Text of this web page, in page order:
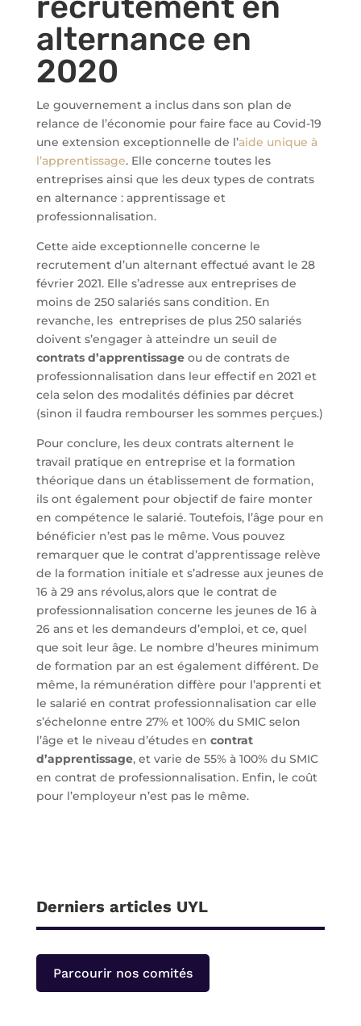
alternance en
2020
Le gouvernement a inclus dans son plan de
relance de l’économie pour faire face au Covid-19
une extension exceptionnelle de l’aide unique à
l’apprentissage. Elle concerne toutes les
entreprises ainsi que les deux types de contrats
en alternance : apprentissage et
professionnalisation.
Cette aide exceptionnelle concerne le
recrutement d’un alternant effectué avant le 28
février 2021. Elle s’adresse aux entreprises de
moins de 250 salariés sans condition. En
revanche, les entreprises de plus 250 salariés
doivent s’engager à atteindre un seuil de
contrats d’apprentissageou de contrats de
professionnalisation dans leur effectif en 2021 et
cela selon des modalités définies par décret
(sinon il faudra rembourser les sommes perçues.)
Pour conclure, les deux contrats alternent le
travail pratique en entreprise et la formation
théorique dans un établissement de formation,
ils ont également pour objectif de faire monter
en compétence le salarié. Toutefois, l’âge pour en
bénéficier n’est pas le même. Vous pouvez
remarquer que le contrat d’apprentissage relève
de la formation initiale et s’adresse aux jeunes de
16 à 29 ans révolus, alors que le contrat de
professionnalisation concerne les jeunes de 16 à
26 ans et les demandeurs d’emploi, et ce, quel
que soit leur âge. Le nombre d’heures minimum
de formation par an est également différent. De
même, la rémunération diffère pour l’apprenti et
le salarié en contrat professionnalisation car elle
s’échelonne entre 27% et 100% du SMIC selon
l’âge et le niveau d’études en contrat
d’apprentissage, et varie de 55% à 100% du SMIC
en contrat de professionnalisation. Enfin, le coût
pour l’employeur n’est pas le même.
Derniers articles UYL
Parcourir nos comités